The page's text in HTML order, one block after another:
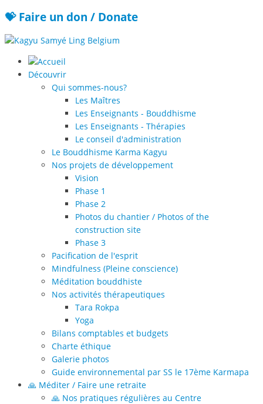
💝 Faire un don / Donate
Découvrir
Qui sommes-nous?
Les Maîtres
Les Enseignants - Bouddhisme
Les Enseignants - Thérapies
Le conseil d'administration
Le Bouddhisme Karma Kagyu
Nos projets de développement
Vision
Phase 1
Phase 2
Photos du chantier / Photos of the
construction site
Phase 3
Pacification de l'esprit
Mindfulness (Pleine conscience)
Méditation bouddhiste
Nos activités thérapeutiques
Tara Rokpa
Yoga
Bilans comptables et budgets
Charte éthique
Galerie photos
Guide environnemental par SS le 17ème Karmapa
🙏 Méditer / Faire une retraite
🙏 Nos pratiques régulières au Centre